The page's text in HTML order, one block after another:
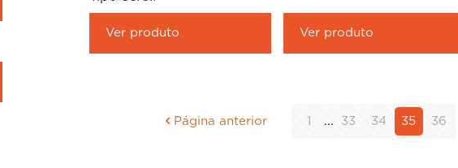
Ver produto Ver produto
Página anterior 1 ... 33 34 35 36